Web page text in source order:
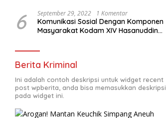
6 September 29, 2022 1 Komentar
Komunikasi Sosial Dengan Komponen
Masyarakat Kodam XIV Hasanuddin
Berita Kriminal
Ini adalah contoh deskripsi untuk widget recent
post wpberita, anda bisa memasukkan deskripsi
pada widget ini.